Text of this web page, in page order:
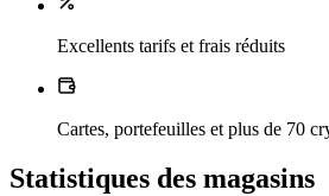
Excellents tarifs et frais réduits
Cartes, portefeuilles et plus de 70
Statistiques des magasins